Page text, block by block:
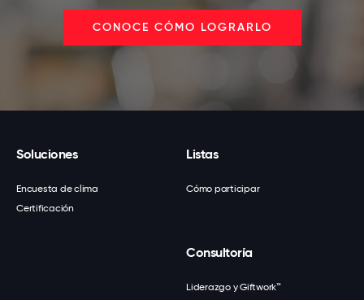
CONOCE CÓMO LOGRARLO
Soluciones
Encuesta de clima
Certificación
Listas
Cómo participar
Consultoría
Liderazgo y Giftwork™